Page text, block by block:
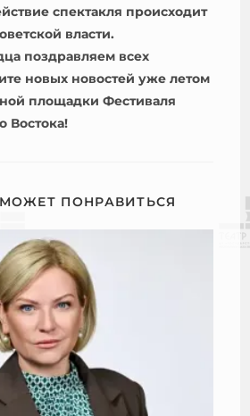
спектакля происходит
власти.
поздравляем всех
новых новостей уже летом
площадки Фестиваля
Востока!
ПОНРАВИТЬСЯ